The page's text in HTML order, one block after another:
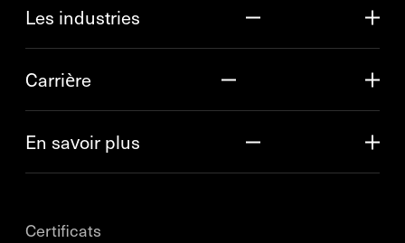
Les industries
Carrière
En savoir plus
Certificats